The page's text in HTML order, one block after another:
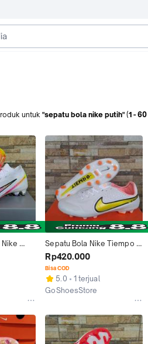
untuk "sepatu bola nike putih" (1 -60
Nike
Putih
Sepatu Bola Nike Tiempo
Legend9 Putih Kuning
White Yellow Fg Tiempo9
Rp420.000
Bisa COD
5.0
1 terjual
GoShoesStore